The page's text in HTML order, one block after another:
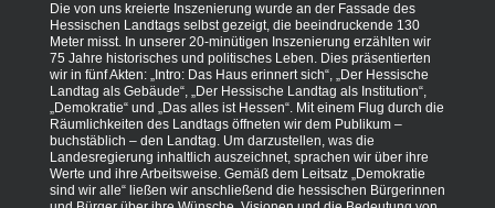
Die von uns kreierte Inszenierung wurde an der Fassade des
Hessischen Landtags selbst gezeigt, die beeindruckende 130
Meter misst. In unserer 20-minütigen Inszenierung erzählten wir
75 Jahre historisches und politisches Leben. Dies präsentierten
wir in fünf Akten: „Intro: Das Haus erinnert sich“, „Der Hessische
Landtag als Gebäude“, „Der Hessische Landtag als Institution“,
„Demokratie“ und „Das alles ist Hessen“. Mit einem Flug durch die
Räumlichkeiten des Landtags öffneten wir dem Publikum –
buchstäblich – den Landtag. Um darzustellen, was die
Landesregierung inhaltlich auszeichnet, sprachen wir über ihre
Werte und ihre Arbeitsweise. Gemäß dem Leitsatz „Demokratie
sind wir alle“ ließen wir anschließend die hessischen Bürgerinnen